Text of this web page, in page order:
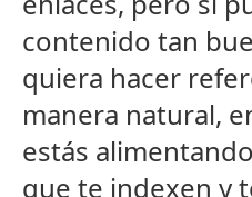
contenido tan
quiera hacer
manera natural,
estás
que te indexen y